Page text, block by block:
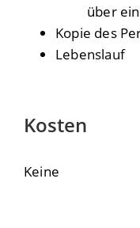
über
Kopie des
Lebenslauf
Kosten
Keine